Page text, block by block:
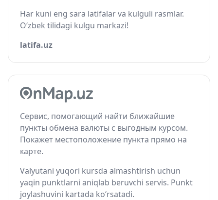
Har kuni eng sara latifalar va kulguli rasmlar.
O‘zbek tilidagi kulgu markazi!
latifa.uz
Сервис, помогающий найти ближайшие
пункты обмена валюты с выгодным курсом.
Покажет местоположение пункта прямо на
карте.
Valyutani yuqori kursda almashtirish uchun
yaqin punktlarni aniqlab beruvchi servis. Punkt
joylashuvini kartada ko‘rsatadi.